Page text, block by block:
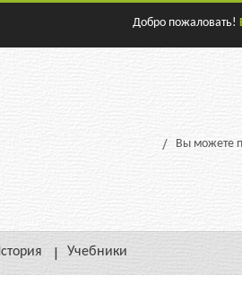
Добро пожаловать!
Вы можете
Учебники